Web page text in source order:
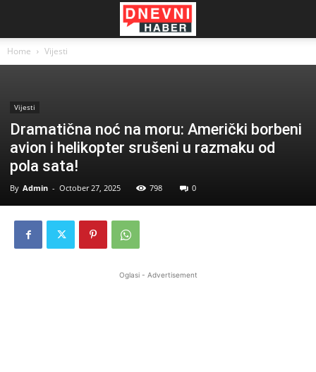
Home Vijesti
Vijesti
Dramatična noć na moru: Američki borbeni
avion i helikopter srušeni u razmaku od
pola sata!
By Admin - October 27, 2025 798 0
Oglasi - Advertisement